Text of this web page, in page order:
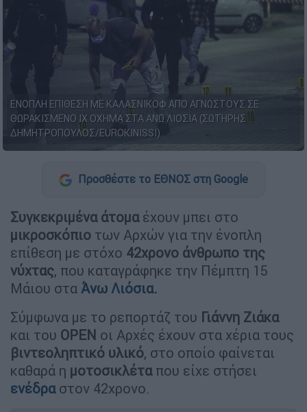
ΕΝΟΠΛΗ ΕΠΙΘΕΣΗ ΜΕ ΚΑΛΑΣΝΙΚΟΦ ΑΠΟ ΑΓΝΩΣΤΟΥΣ ΣΕ
ΘΩΡΑΚΙΣΜΕΝΟ ΙΧ ΟΧΗΜΑ ΣΤΑ ΑΝΩ ΛΙΟΣΙΑ (ΣΩΤΗΡΗΣ
ΔΗΜΗΤΡΟΠΟΥΛΟΣ/EUROKINISSI)
Προσθέστε το ΕΘΝΟΣ στη Google
Συγκεκριμένα άτομαέχουν μπει στο
μικροσκόπιο των Αρχών για την ένοπλη
επίθεση με στόχο 42χρονο άνθρωπο της
νύχτας, που καταγράφηκε την Πέμπτη 15
Μάιου στα Άνω Λιόσια.
Σύμφωνα με το ρεπορτάζ του Γιάννη Ζιάκα
και του OPEN οι Αρχές έχουν στα χέρια τους
βιντεοληπτικό υλικό, στο οποίο φαίνεται
καθαρά η μοτοσικλέταπου είχε στήσει
ενέδραστον 42χρονο.